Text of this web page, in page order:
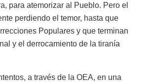
para atemorizar al Pueblo. Pero el
perdiendo el temor, hasta que
Populares y que terminan
y el derrocamiento de la tiranía
a través de la OEA, en una